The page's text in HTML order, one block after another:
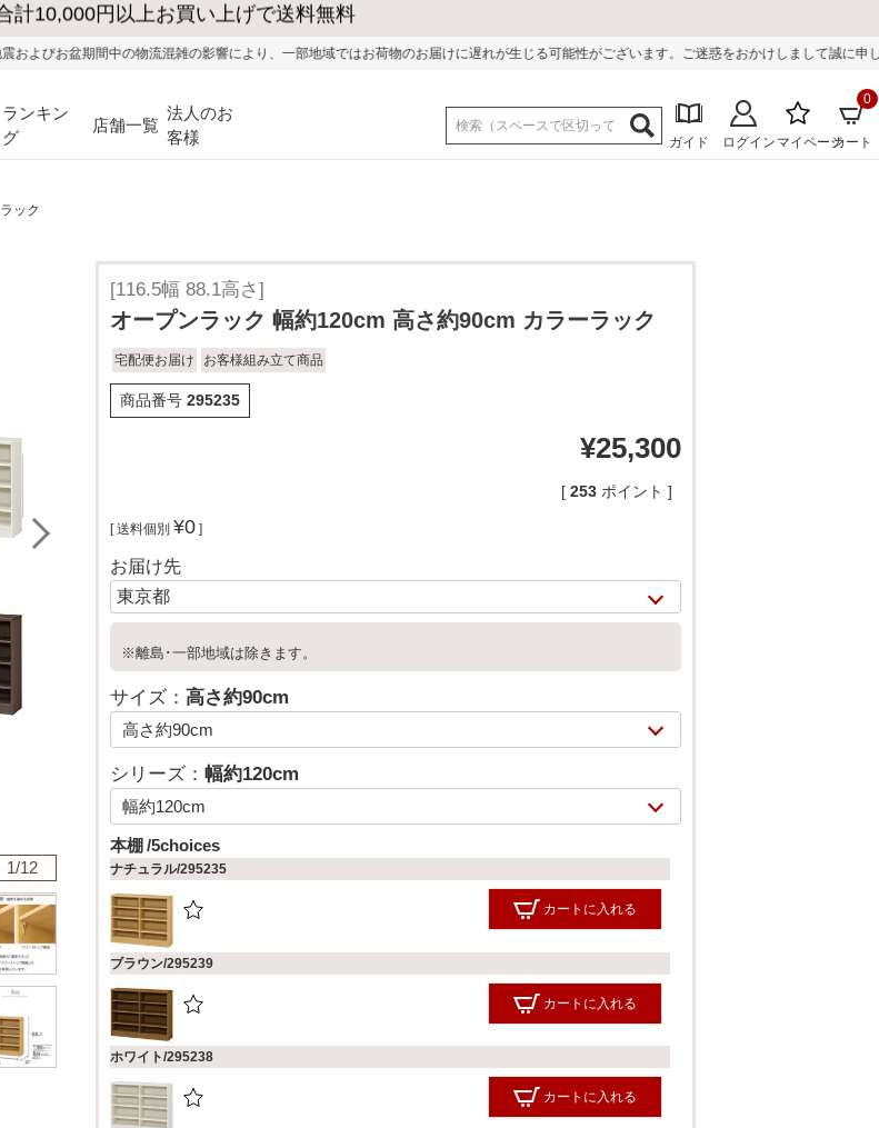
混雑の影響により、一部地域ではお荷物のお届けに遅れが生じる可能性がございます。ご迷惑をおかけしまして誠に申し訳ございません。
ランキン
グ
店舗一覧
法人のお
客様
ガイド ログイン マイページカート
0
ック
1/12
[116.5幅 88.1高さ]
オープンラック 幅約120cm 高さ約90cm カラーラック
宅配便お届け お客様組み立て商品
商品番号 295235
¥25,300
[ 253 ポイント ]
送料個別 ¥0
お届け先
※離島･一部地域は除きます。
サイズ： 高さ約90cm
シリーズ： 幅約120cm
本棚 5choices
ナチュラル/295235
カートに入れる
ブラウン/295239
カートに入れる
ホワイト/295238
カートに入れる